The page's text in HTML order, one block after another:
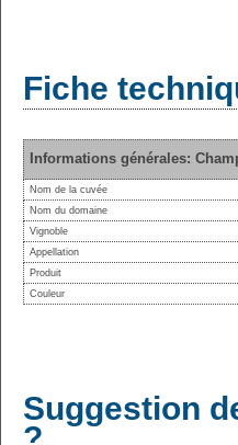
Fiche
Informations générales:
Nom de la cuvée
Nom du domaine
Vignoble
Appellation
Produit
Couleur
Suggestion